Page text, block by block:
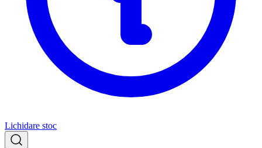
Lichidare stoc